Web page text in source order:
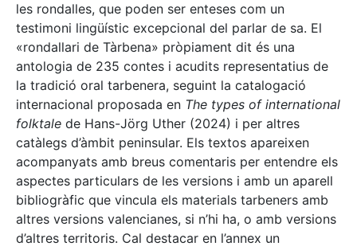
les rondalles, que poden ser enteses com un
testimoni lingüístic excepcional del parlar de sa. El
«rondallari de Tàrbena» pròpiament dit és una
antologia de 235 contes i acudits representatius de
la tradició oral tarbenera, seguint la catalogació
internacional proposada en The types of international
folktale de Hans-Jörg Uther (2024) i per altres
catàlegs d’àmbit peninsular. Els textos apareixen
acompanyats amb breus comentaris per entendre els
aspectes particulars de les versions i amb un aparell
bibliogràfic que vincula els materials tarbeners amb
altres versions valencianes, si n’hi ha, o amb versions
d’altres territoris. Cal destacar en l’annex un